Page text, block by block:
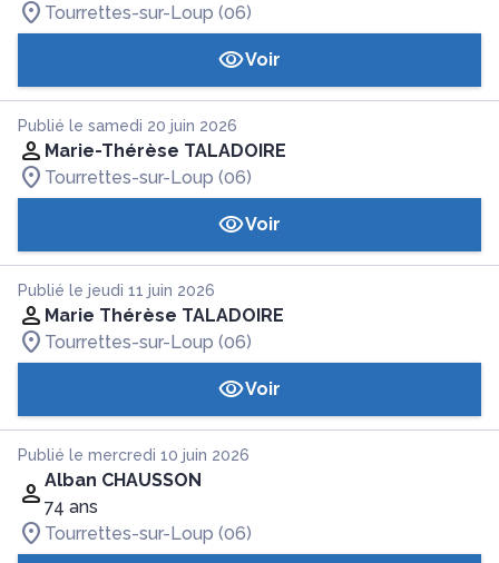
Tourrettes-sur-Loup (06)
Voir
Publié le samedi 20 juin 2026
Marie-Thérèse TALADOIRE
Tourrettes-sur-Loup (06)
Voir
Publié le jeudi 11 juin 2026
Marie Thérèse TALADOIRE
Tourrettes-sur-Loup (06)
Voir
Publié le mercredi 10 juin 2026
Alban CHAUSSON
74 ans
Tourrettes-sur-Loup (06)